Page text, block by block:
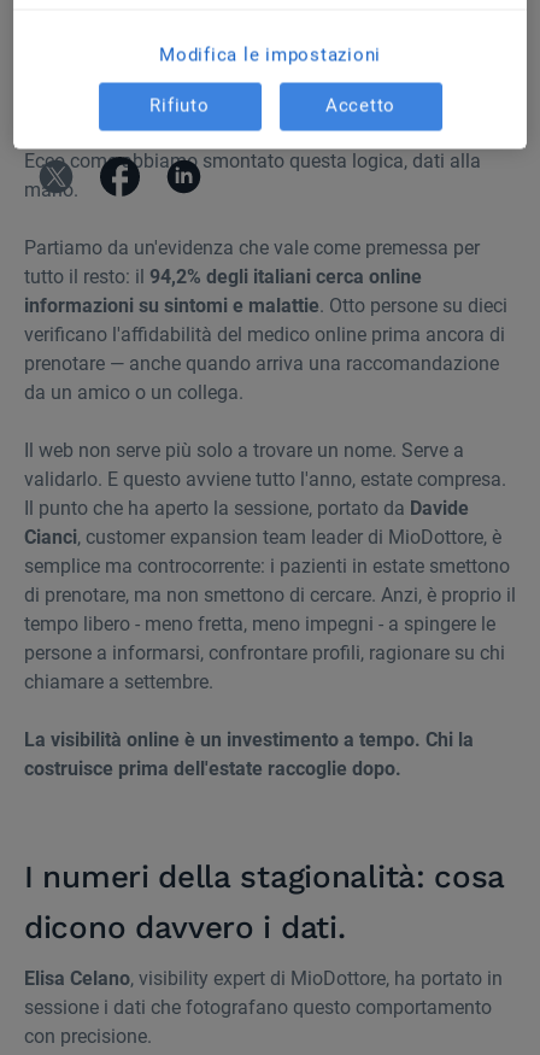
Giugno è iniziato da pochi giorni e già si sente: le agende
tentazione è quella di aspettare settembre per riprendere a
investire sulla propria visibilità online.
Ecco come abbiamo smontato questa logica, dati alla
mano.
Partiamo da un'evidenza che vale come premessa per
tutto il resto: il 94,2% degli italiani cerca online
informazioni su sintomi e malattie. Otto persone su dieci
verificano l'affidabilità del medico online prima ancora di
prenotare — anche quando arriva una raccomandazione
da un amico o un collega.
Il web non serve più solo a trovare un nome. Serve a
validarlo. E questo avviene tutto l'anno, estate compresa.
Il punto che ha aperto la sessione, portato da Davide
Cianci, customer expansion team leader di MioDottore, è
semplice ma controcorrente: i pazienti in estate smettono
di prenotare, ma non smettono di cercare. Anzi, è proprio il
tempo libero - meno fretta, meno impegni - a spingere le
persone a informarsi, confrontare profili, ragionare su chi
chiamare a settembre.
La visibilità online è un investimento a tempo. Chi la
costruisce prima dell'estate raccoglie dopo.
I numeri della stagionalità: cosa
dicono davvero i dati.
Elisa Celano, visibility expert di MioDottore, ha portato in
sessione i dati che fotografano questo comportamento
con precisione.
Copia il link
Modifica le impostazioni
Rifiuto Accetto